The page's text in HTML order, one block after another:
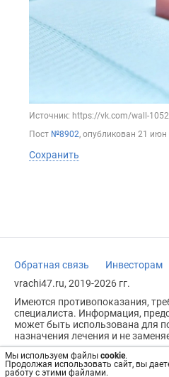
Мы используем файлы cookie.
Продолжая использовать сайт, вы
работу с этими файлами.
Источник: https://vk.com/wall-
Пост №8902, опубликован 21 июн
Сохранить
Обратная связь Инвесторам
vrachi47.ru, 2019-2026 гг.
Имеются противопоказания,
специалиста. Информация,
может быть использована для
назначения лечения и не
Возрастное ограничение: 18+